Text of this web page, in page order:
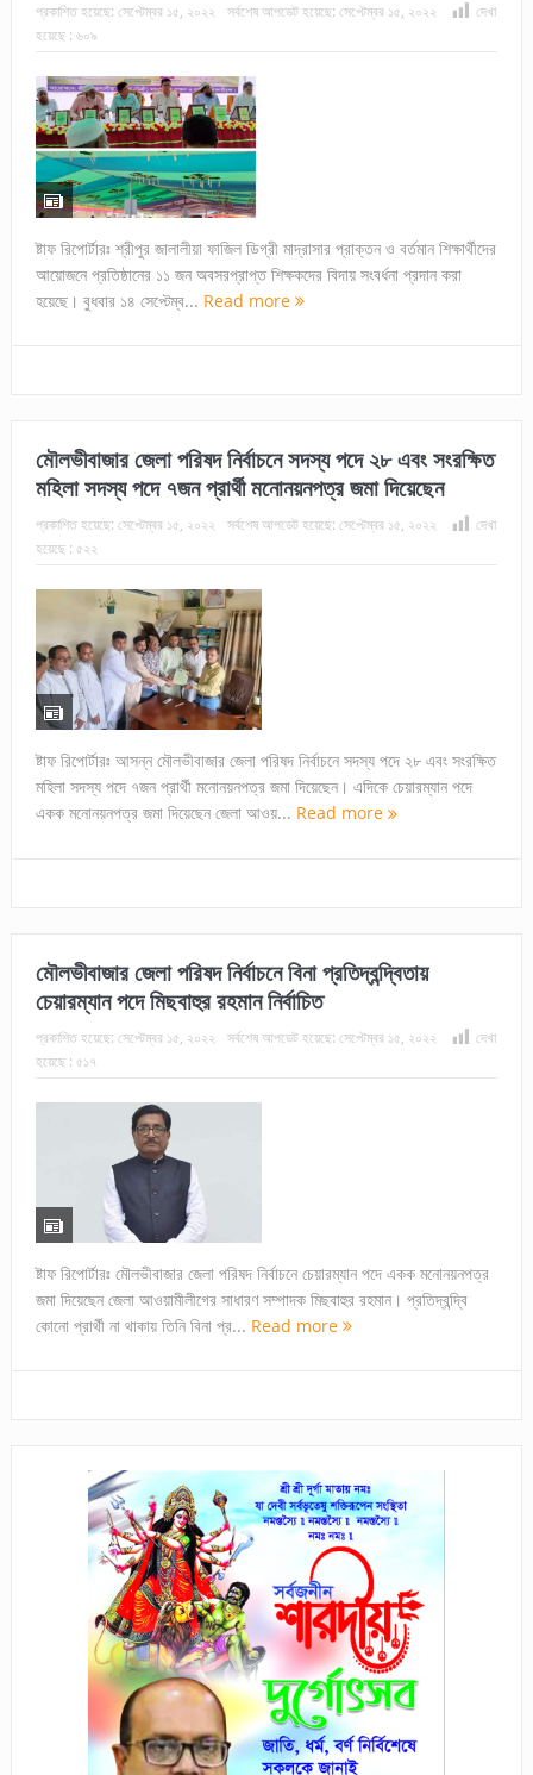
প্রকাশিত হয়েছে: সেপ্টেম্বর ১৫, ২০২২ সর্বশেষ আপডেট হয়েছে: সেপ্টেম্বর ১৫, ২০২২
দেখা
হয়েছে : ৬০৯
ষ্টাফ রিপোর্টারঃ শ্রীপুর জালালীয়া ফাজিল ডিগ্রী মাদ্রাসার প্রাক্তন ও বর্তমান শিক্ষার্থীদের
আয়োজনে প্রতিষ্ঠানের ১১ জন অবসরপ্রাপ্ত শিক্ষকদের বিদায় সংবর্ধনা প্রদান করা
হয়েছে। বুধবার ১৪ সেপ্টেম্ব... Read more
মৌলভীবাজার জেলা পরিষদ নির্বাচনে সদস্য পদে ২৮ এবং সংরক্ষিত
মহিলা সদস্য পদে ৭জন প্রার্থী মনোনয়নপত্র জমা দিয়েছেন
প্রকাশিত হয়েছে: সেপ্টেম্বর ১৫, ২০২২ সর্বশেষ আপডেট হয়েছে: সেপ্টেম্বর ১৫, ২০২২
দেখা
হয়েছে : ৫২২
ষ্টাফ রিপোর্টারঃ আসন্ন মৌলভীবাজার জেলা পরিষদ নির্বাচনে সদস্য পদে ২৮ এবং সংরক্ষিত
মহিলা সদস্য পদে ৭জন প্রার্থী মনোনয়নপত্র জমা দিয়েছেন। এদিকে চেয়ারম্যান পদে
একক মনোনয়নপত্র জমা দিয়েছেন জেলা আওয়... Read more
মৌলভীবাজার জেলা পরিষদ নির্বাচনে বিনা প্রতিদ্বন্দ্বিতায়
চেয়ারম্যান পদে মিছবাহুর রহমান নির্বাচিত
প্রকাশিত হয়েছে: সেপ্টেম্বর ১৫, ২০২২ সর্বশেষ আপডেট হয়েছে: সেপ্টেম্বর ১৫, ২০২২
দেখা
হয়েছে : ৫১৭
ষ্টাফ রিপোর্টারঃ মৌলভীবাজার জেলা পরিষদ নির্বাচনে চেয়ারম্যান পদে একক মনোনয়নপত্র
জমা দিয়েছেন জেলা আওয়ামীলীগের সাধারণ সম্পাদক মিছবাহুর রহমান। প্রতিদ্বন্দ্বি
কোনো প্রার্থী না থাকায় তিনি বিনা প্র... Read more